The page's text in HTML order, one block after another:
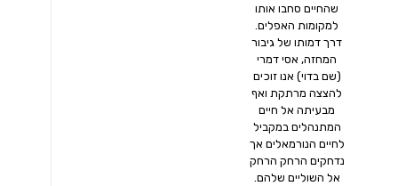
שהחיים סחבו אותו
למקומות האפלים.
דרך דמותו של גיבור
המחזה, אסי דמרי
(שם בדוי) אנו זוכים
להצצה מרתקת ואף
מבעיתה אל חיים
המתנהלים במקביל
לחיים הנורמאלים אך
נדחקים הרחק הרחק
אל השוליים שלהם.